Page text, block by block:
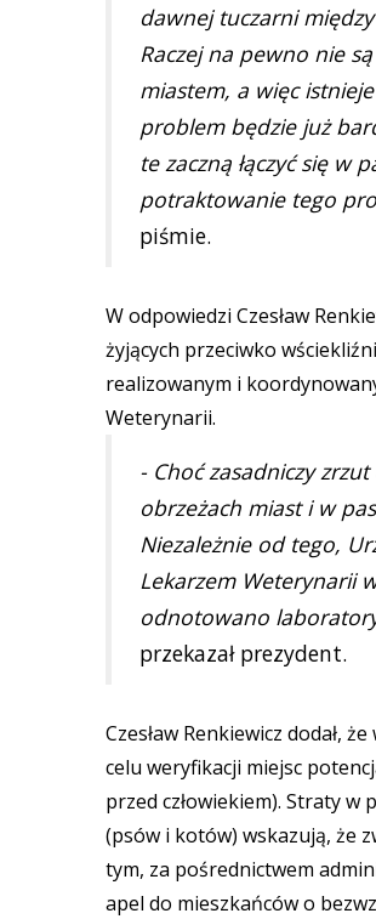
dawnej tuczarni
Raczej na pewno nie
miastem, a więc
problem będzie już
te zaczną łączyć się w
potraktowanie tego
piśmie.
W odpowiedzi Czesław
żyjących przeciwko
realizowanym i
Weterynarii.
- Choć zasadniczy
obrzeżach miast i w
Niezależnie od tego,
Lekarzem Weterynarii
odnotowano
przekazał prezydent.
Czesław Renkiewicz dodał,
celu weryfikacji miejsc
przed człowiekiem). Straty
(psów i kotów) wskazują, że
tym, za pośrednictwem
apel do mieszkańców o